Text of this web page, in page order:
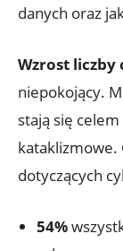
danych‌ oraz
Wzrost
‌niepokojący.
stają się
dotyczących
54%